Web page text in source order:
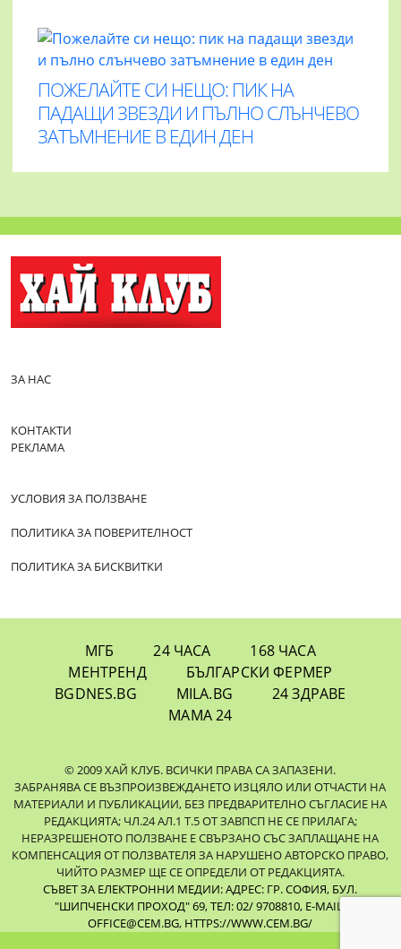
ПОЖЕЛАЙТЕ СИ НЕЩО: ПИК НА
ПАДАЩИ ЗВЕЗДИ И ПЪЛНО СЛЪНЧЕВО
ЗАТЪМНЕНИЕ В ЕДИН ДЕН
ЗА НАС
КОНТАКТИ
РЕКЛАМА
УСЛОВИЯ ЗА ПОЛЗВАНЕ
ПОЛИТИКА ЗА ПОВЕРИТЕЛНОСТ
ПОЛИТИКА ЗА БИСКВИТКИ
МГБ 24 ЧАСА
168 ЧАСА
МЕНТРЕНД
БЪЛГАРСКИ ФЕРМЕР
BGDNES.BG
MILA.BG
24 ЗДРАВЕ
МАМА 24
© 2009 ХАЙ КЛУБ. ВСИЧКИ ПРАВА СА ЗАПАЗЕНИ.
ЗАБРАНЯВА СЕ ВЪЗПРОИЗВЕЖДАНЕТО ИЗЦЯЛО ИЛИ ОТЧАСТИ НА
МАТЕРИАЛИ И ПУБЛИКАЦИИ, БЕЗ ПРЕДВАРИТЕЛНО СЪГЛАСИЕ НА
РЕДАКЦИЯТА; ЧЛ.24 АЛ.1 Т.5 ОТ ЗАВПСП НЕ СЕ ПРИЛАГА;
НЕРАЗРЕШЕНОТО ПОЛЗВАНЕ Е СВЪРЗАНО СЪС ЗАПЛАЩАНЕ НА
КОМПЕНСАЦИЯ ОТ ПОЛЗВАТЕЛЯ ЗА НАРУШЕНО АВТОРСКО ПРАВО,
ЧИЙТО РАЗМЕР ЩЕ СЕ ОПРЕДЕЛИ ОТ РЕДАКЦИЯТА.
СЪВЕТ ЗА ЕЛЕКТРОННИ МЕДИИ: АДРЕС: ГР. СОФИЯ, БУЛ.
"ШИПЧЕНСКИ ПРОХОД" 69, ТЕЛ: 02/ 9708810, E-MAIL:
OFFICE@CEM.BG, HTTPS://WWW.CEM.BG/